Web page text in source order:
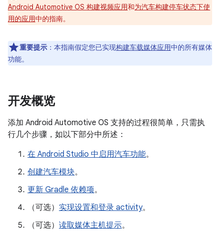
Android Automotive OS 构建视频应用和为汽车构建停车状态下使
用的应用中的指南。
重要提示 ： 本指南假定您已实现构建车载媒体应用中的所有媒体
功能。
开发概览
添加 Android Automotive OS 支持的过程很简单，只需执
行几个步骤，如以下部分中所述：
在 Android Studio 中启用汽车功能。
创建汽车模块。
更新 Gradle 依赖项。
（可选） 实现设置和登录 activity。
（可选） 读取媒体主机提示。